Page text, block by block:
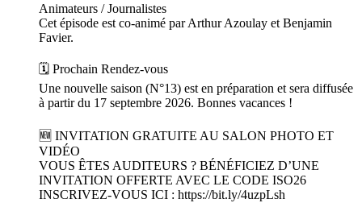
Animateurs / Journalistes
Cet épisode est co-animé par Arthur Azoulay et Benjamin
Favier.
🗓️ Prochain Rendez-vous
Une nouvelle saison (N°13) est en préparation et sera diffusée
à partir du 17 septembre 2026. Bonnes vacances !
🆕 INVITATION GRATUITE AU SALON PHOTO ET
VIDÉO
VOUS ÊTES AUDITEURS ? BÉNÉFICIEZ D’UNE
INVITATION OFFERTE AVEC LE CODE ISO26
INSCRIVEZ-VOUS ICI : https://bit.ly/4uzpLsh